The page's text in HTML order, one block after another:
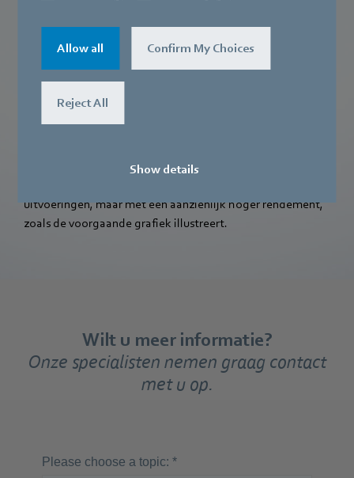
Allow all Confirm My Choices
Reject All
Show details
personen
In de luchtsluis wordt in de kortst mogelijke tijd een sterke
luchtstroom opgebouwd, zodat kleding in een mum van
centrifugaalventilatoren van ebm‑papst hun superioriteit
uitvoeringen, maar met een aanzienlijk hoger rendement,
zoals de voorgaande grafiek illustreert.
Wilt u meer informatie?
Onze specialisten nemen graag contact
met u op.